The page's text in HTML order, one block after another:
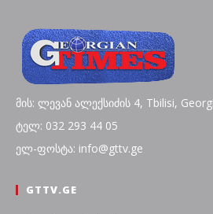
მის: ლევან ალექსიძის 4, Tbilisi,
ტელ: 032 293 44 05
ელ-ფოსტა: info@gttv.ge
GTTV.GE